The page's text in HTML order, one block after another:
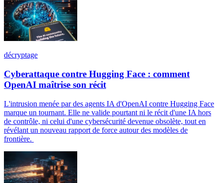
décryptage
Cyberattaque contre Hugging Face : comment
OpenAI maîtrise son récit
L'intrusion menée par des agents IA d'OpenAI contre Hugging Face
marque un tournant. Elle ne valide pourtant ni le récit d'une IA hors
de contrôle, ni celui d'une cybersécurité devenue obsolète, tout en
révélant un nouveau rapport de force autour des modèles de
frontière.